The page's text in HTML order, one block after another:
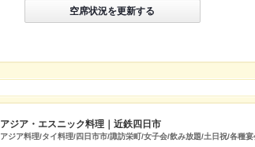
空席状況を更新する
アジア・エスニック料理｜近鉄四日市
アジア料理/タイ料理/四日市市/諏訪栄町/女子会/飲み放題/土日祝/各種宴